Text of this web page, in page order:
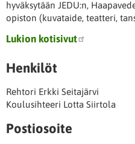
hyväksytään JEDU:n,
opiston (kuvataide, teatteri,
Lukion kotisivut
Henkilöt
Rehtori Erkki Seitajärvi
Koulusihteeri Lotta Siirtola
Postiosoite